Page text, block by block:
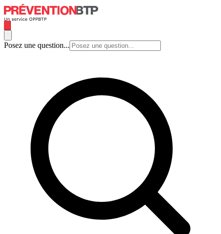
Posez une question...